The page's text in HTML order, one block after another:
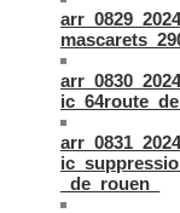
_de_rouen_